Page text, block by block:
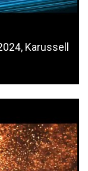
Karussell